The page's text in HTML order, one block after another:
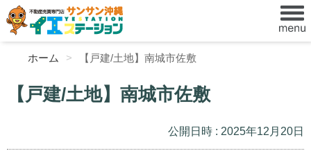
ホーム 【戸建/土地】南城市佐敷
【戸建/土地】南城市佐敷
公開日時 : 2025年12月20日